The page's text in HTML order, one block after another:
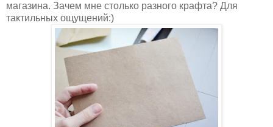
магазина. Зачем мне столько разного крафта? Для
тактильных ощущений:)